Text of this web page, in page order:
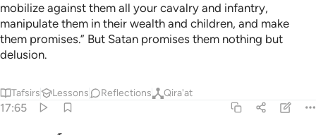
mobilize against them all your cavalry and infantry,
manipulate them in their wealth and children, and make
them promises.” But Satan promises them nothing but
delusion.
Tafsirs Lessons Reflections Qira'at
17:65